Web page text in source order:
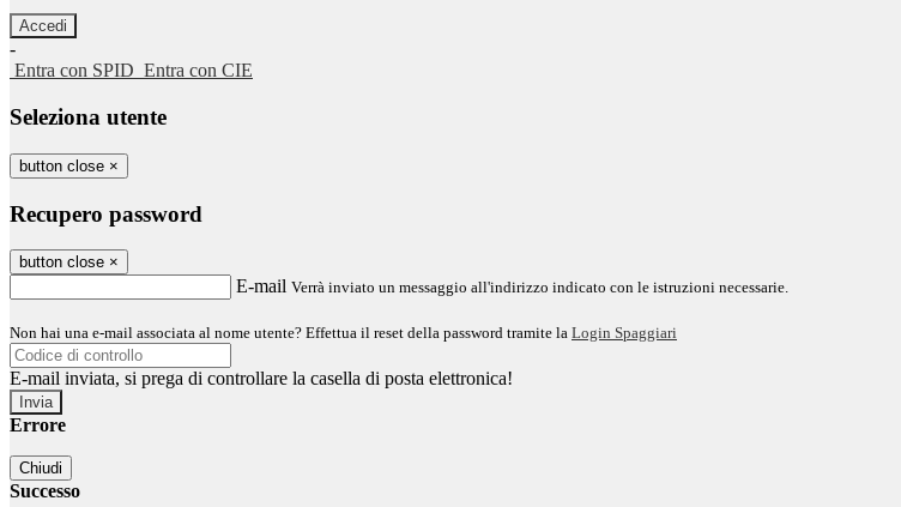
-
Entra con SPID Entra con CIE
Seleziona utente
button close ×
Recupero password
button close ×
E-mail Verrà inviato un messaggio all'indirizzo indicato con le istruzioni necessarie.
Non hai una e-mail associata al nome utente? Effettua il reset della password tramite la Login Spaggiari
E-mail inviata, si prega di controllare la casella di posta elettronica!
Errore
Chiudi
Successo